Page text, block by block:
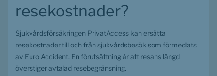
resekostnader?
Sjukvårdsförsäkringen PrivatAccess kan ersätta
resekostnader till och från sjukvårdsbesök som förmedlats
av Euro Accident. En förutsättning är att resans längd
överstiger avtalad resebegränsning.